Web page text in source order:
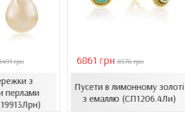
грн
з
перлами
6861 грн 8576 грн
Пусети в лимонному золоті
з емаллю (СП1206.4Ли)